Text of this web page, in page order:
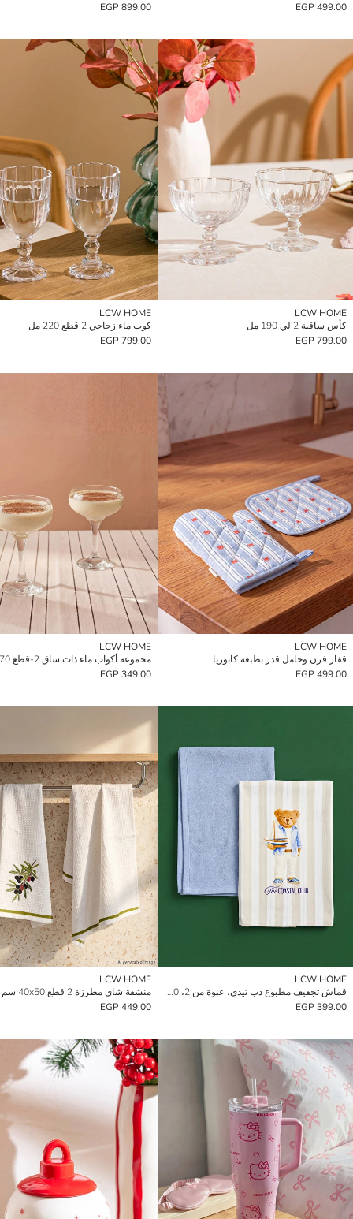
499.00 EGP
899.00 EGP
LCW HOME
كأس ساقية 2'لي 190 مل
799.00 EGP
LCW HOME
كوب ماء زجاجي 2 قطع 220 مل
799.00 EGP
LCW HOME
قفاز فرن وحامل قدر بطبعة كابوريا
499.00 EGP
LCW HOME
مجموعة أكواب ماء ذات ساق 2-قطع 270 مل
349.00 EGP
LCW HOME
قماش تجفيف مطبوع دب تيدي، عبوة من 2، 40×50 سم
399.00 EGP
LCW HOME
منشفة شاي مطرزة 2 قطع 40x50 سم
449.00 EGP